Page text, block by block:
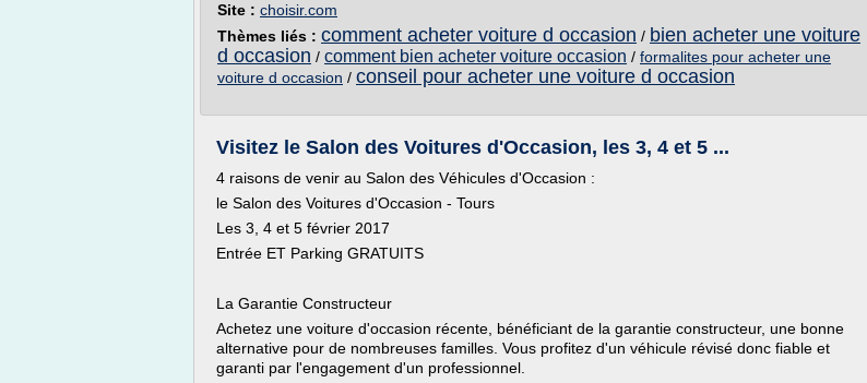
Site : choisir.com
Thèmes liés : comment acheter voiture d occasion / bien acheter une voiture
d occasion / comment bien acheter voiture occasion / formalites pour acheter une
voiture d occasion / conseil pour acheter une voiture d occasion
Visitez le Salon des Voitures d'Occasion, les 3, 4 et 5 ...
4 raisons de venir au Salon des Véhicules d'Occasion :
le Salon des Voitures d'Occasion - Tours
Les 3, 4 et 5 février 2017
Entrée ET Parking GRATUITS
La Garantie Constructeur
Achetez une voiture d'occasion récente, bénéficiant de la garantie constructeur, une bonne
alternative pour de nombreuses familles. Vous profitez d'un véhicule révisé donc fiable et
garanti par l'engagement d'un professionnel.